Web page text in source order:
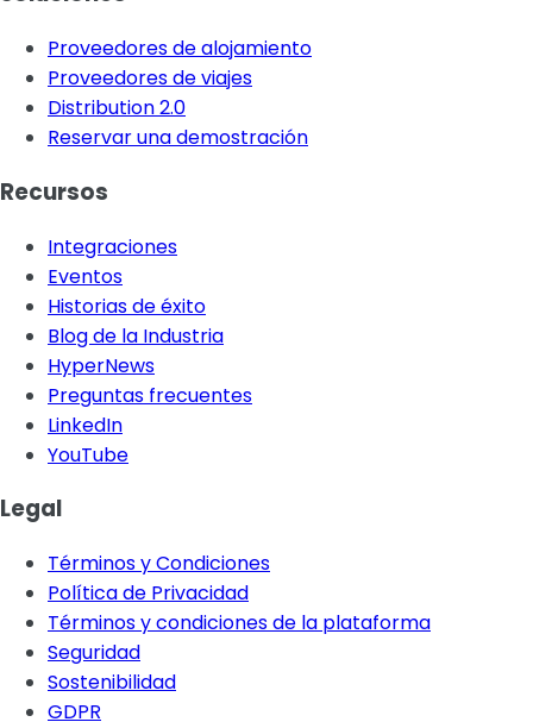
Proveedores de alojamiento
Proveedores de viajes
Distribution 2.0
Reservar una demostración
Recursos
Integraciones
Eventos
Historias de éxito
Blog de la Industria
HyperNews
Preguntas frecuentes
LinkedIn
YouTube
Legal
Términos y Condiciones
Política de Privacidad
Términos y condiciones de la plataforma
Seguridad
Sostenibilidad
GDPR